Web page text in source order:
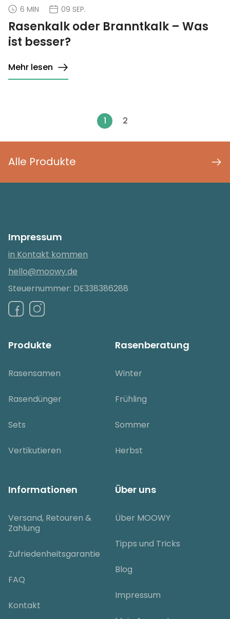
6 MIN 09 SEP.
Rasenkalk oder Branntkalk – Was
ist besser?
Mehr lesen
1 2
Alle Produkte
Impressum
in Kontakt kommen
hello@moowy.de
Steuernummer: DE338386288
Produkte
Rasensamen
Rasendünger
Sets
Vertikutieren
Rasenberatung
Winter
Frühling
Sommer
Herbst
Informationen
Versand, Retouren &
Zahlung
Zufriedenheitsgarantie
FAQ
Kontakt
Über uns
Über MOOWY
Tipps und Tricks
Blog
Impressum